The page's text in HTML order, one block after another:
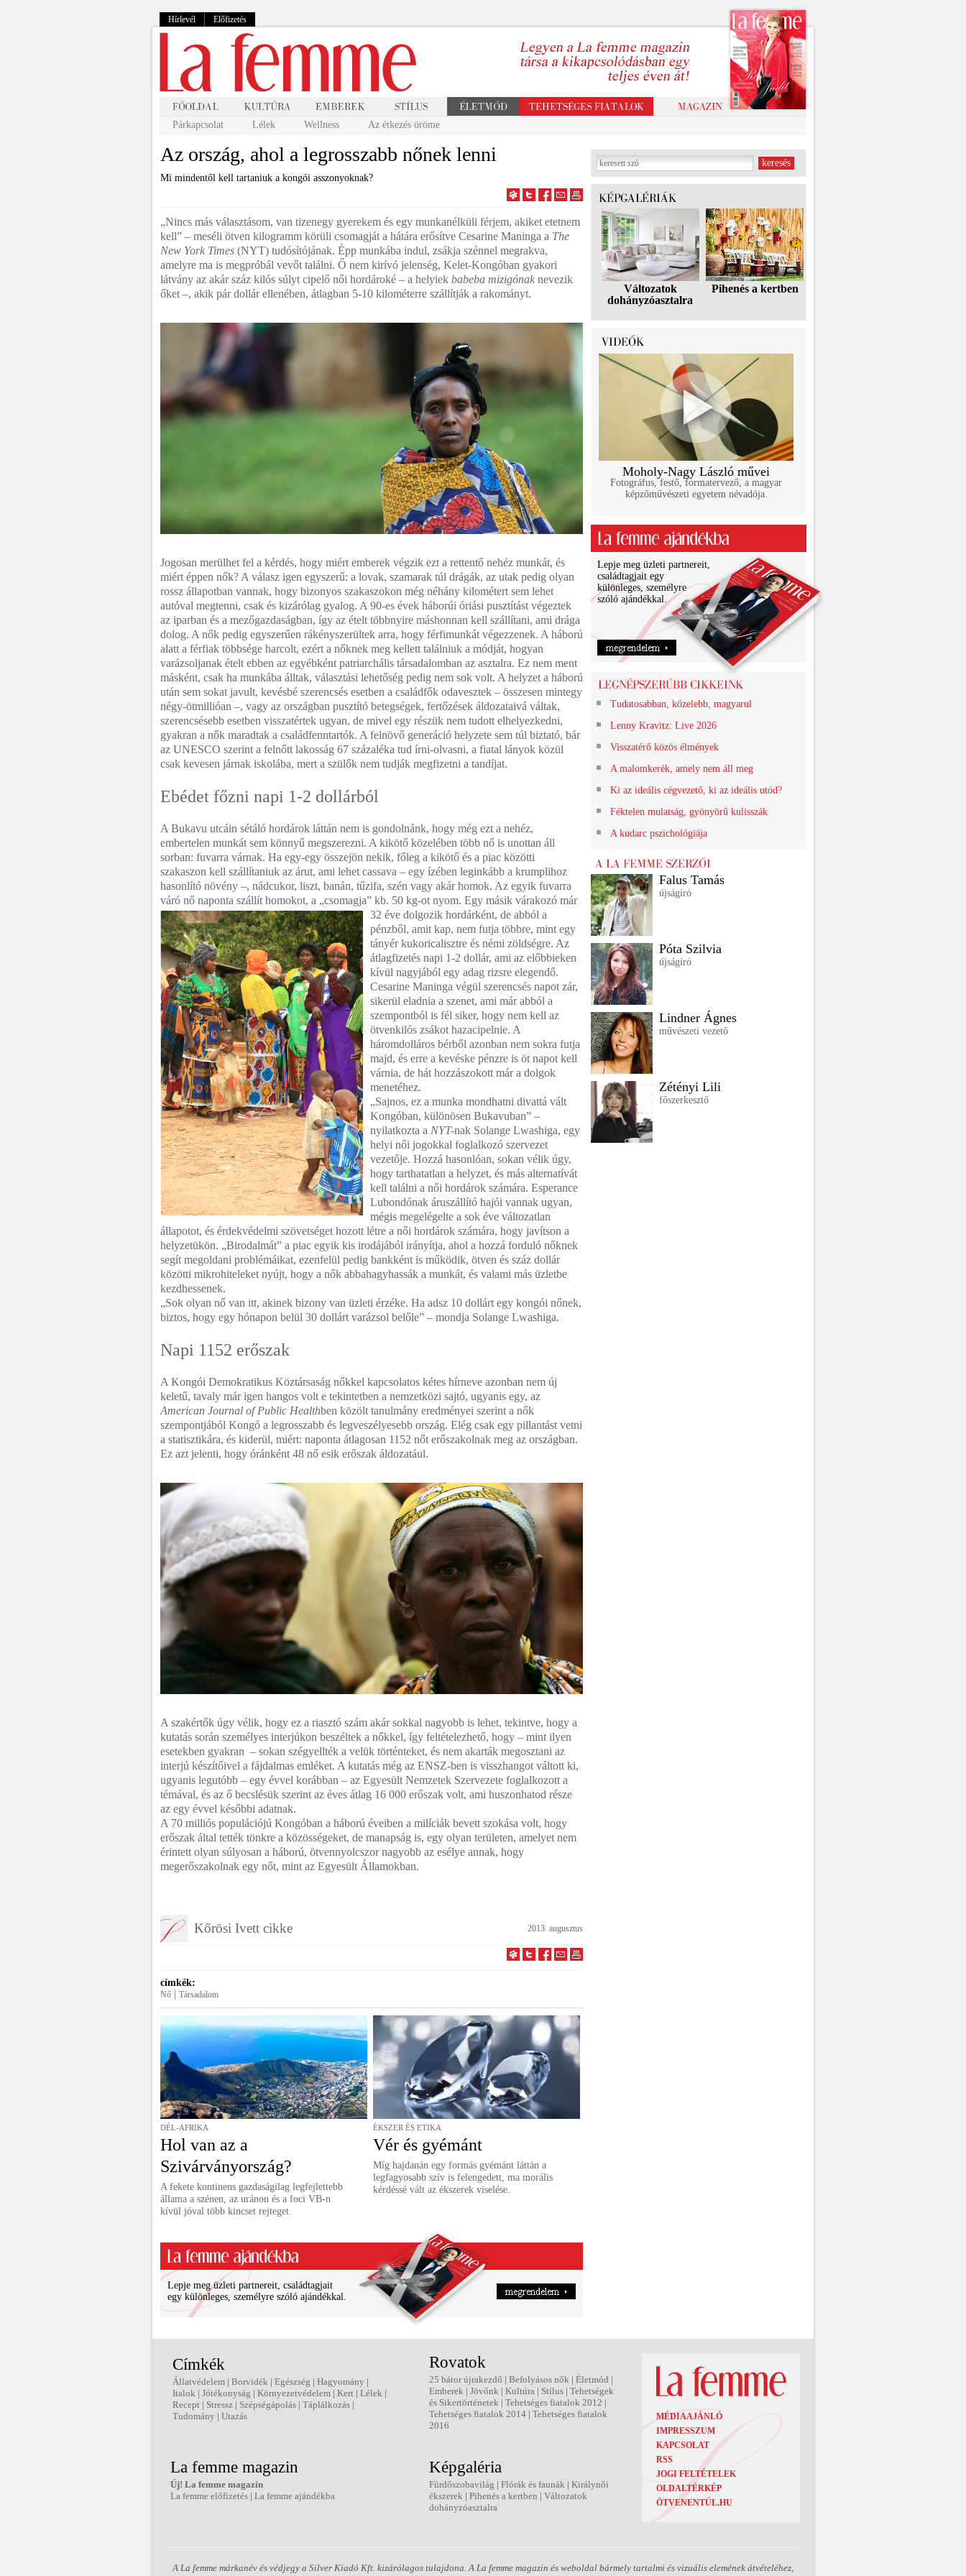
Hírlevél Előfizetés
Párkapcsolat Lélek Wellness Az étkezés öröme
Az ország, ahol a legrosszabb nőnek lenni
Mi mindentől kell tartaniuk a kongói asszonyoknak?
„Nincs más választásom, van tizenegy gyerekem és egy munkanélküli férjem, akiket etetnem
kell” – meséli ötven kilogramm körüli csomagját a hátára erősítve Cesarine Maninga a The
New York Times (NYT) tudósítójának. Épp munkába indul, zsákja szénnel megrakva,
amelyre ma is megpróbál vevőt találni. Ő nem kirívó jelenség, Kelet-Kongóban gyakori
látvány az akár száz kilós súlyt cipelő női hordároké – a helyiek babeba mizigónak nevezik
őket –, akik pár dollár ellenében, átlagban 5-10 kilométerre szállítják a rakományt.
Jogosan merülhet fel a kérdés, hogy miért emberek végzik ezt a rettentő nehéz munkát, és
miért éppen nők? A válasz igen egyszerű: a lovak, szamarak túl drágák, az utak pedig olyan
rossz állapotban vannak, hogy bizonyos szakaszokon még néhány kilométert sem lehet
autóval megtenni, csak és kizárólag gyalog. A 90-es évek háborúi óriási pusztítást végeztek
az iparban és a mezőgazdaságban, így az ételt többnyire máshonnan kell szállítani, ami drága
dolog. A nők pedig egyszerűen rákényszerültek arra, hogy férfimunkát végezzenek. A háború
alatt a férfiak többsége harcolt, ezért a nőknek meg kellett találniuk a módját, hogyan
varázsoljanak ételt ebben az egyébként patriarchális társadalomban az asztalra. Ez nem ment
másként, csak ha munkába álltak, választási lehetőség pedig nem sok volt. A helyzet a háború
után sem sokat javult, kevésbé szerencsés esetben a családfők odavesztek – összesen mintegy
négy-ötmillióan –, vagy az országban pusztító betegségek, fertőzések áldozataivá váltak,
szerencsésebb esetben visszatértek ugyan, de mivel egy részük nem tudott elhelyezkedni,
gyakran a nők maradtak a családfenntartók. A felnövő generáció helyzete sem túl biztató, bár
az UNESCO szerint a felnőtt lakosság 67 százaléka tud írni-olvasni, a fiatal lányok közül
csak kevesen járnak iskolába, mert a szülők nem tudják megfizetni a tandíjat.
Ebédet főzni napi 1-2 dollárból
A Bukavu utcáin sétáló hordárok láttán nem is gondolnánk, hogy még ezt a nehéz,
embertelen munkát sem könnyű megszerezni. A kikötő közelében több nő is unottan áll
sorban: fuvarra várnak. Ha egy-egy összejön nekik, főleg a kikötő és a piac közötti
szakaszon kell szállítaniuk az árut, ami lehet cassava – egy ízében leginkább a krumplihoz
hasonlító növény –, nádcukor, liszt, banán, tűzifa, szén vagy akár homok. Az egyik fuvarra
váró nő naponta szállít homokot, a „csomagja” kb. 50 kg-ot nyom. Egy másik várakozó már
32 éve dolgozik hordárként, de abból a
pénzből, amit kap, nem futja többre, mint egy
tányér kukoricalisztre és némi zöldségre. Az
átlagfizetés napi 1-2 dollár, ami az előbbieken
kívül nagyjából egy adag rizsre elegendő.
Cesarine Maninga végül szerencsés napot zár,
sikerül eladnia a szenet, ami már abból a
szempontból is fél siker, hogy nem kell az
ötvenkilós zsákot hazacipelnie. A
háromdolláros bérből azonban nem sokra futja
majd, és erre a kevéske pénzre is öt napot kell
várnia, de hát hozzászokott már a dolgok
menetéhez.
„Sajnos, ez a munka mondhatni divattá vált
Kongóban, különösen Bukavuban” –
nyilatkozta a NYT-nak Solange Lwashiga, egy
helyi női jogokkal foglalkozó szervezet
vezetője. Hozzá hasonlóan, sokan vélik úgy,
hogy tarthatatlan a helyzet, és más alternatívát
kell találni a női hordárok számára. Esperance
Lubondónak áruszállító hajói vannak ugyan,
mégis megelégelte a sok éve változatlan
állapotot, és érdekvédelmi szövetséget hozott létre a női hordárok számára, hogy javítson a
helyzetükön. „Birodalmát” a piac egyik kis irodájából irányítja, ahol a hozzá forduló nőknek
segít megoldani problémáikat, ezenfelül pedig bankként is működik, ötven és száz dollár
közötti mikrohiteleket nyújt, hogy a nők abbahagyhassák a munkát, és valami más üzletbe
kezdhessenek.
„Sok olyan nő van itt, akinek bizony van üzleti érzéke. Ha adsz 10 dollárt egy kongói nőnek,
biztos, hogy egy hónapon belül 30 dollárt varázsol belőle” – mondja Solange Lwashiga.
Napi 1152 erőszak
A Kongói Demokratikus Köztársaság nőkkel kapcsolatos kétes hírneve azonban nem új
keletű, tavaly már igen hangos volt e tekintetben a nemzetközi sajtó, ugyanis egy, az
American Journal of Public Healthben közölt tanulmány eredményei szerint a nők
szempontjából Kongó a legrosszabb és legveszélyesebb ország. Elég csak egy pillantást vetni
a statisztikára, és kiderül, miért: naponta átlagosan 1152 nőt erőszakolnak meg az országban.
Ez azt jelenti, hogy óránként 48 nő esik erőszak áldozatául.
A szakértők úgy vélik, hogy ez a riasztó szám akár sokkal nagyobb is lehet, tekintve, hogy a
kutatás során személyes interjúkon beszéltek a nőkkel, így feltételezhető, hogy – mint ilyen
esetekben gyakran – sokan szégyellték a velük történteket, és nem akarták megosztani az
interjú készítőivel a fájdalmas emléket. A kutatás még az ENSZ-ben is visszhangot váltott ki,
ugyanis legutóbb – egy évvel korábban – az Egyesült Nemzetek Szervezete foglalkozott a
témával, és az ő becslésük szerint az éves átlag 16 000 erőszak volt, ami huszonhatod része
az egy évvel későbbi adatnak.
A 70 milliós populációjú Kongóban a háború éveiben a milíciák bevett szokása volt, hogy
erőszak által tették tönkre a közösségeket, de manapság is, egy olyan területen, amelyet nem
érintett olyan súlyosan a háború, ötvennyolcszor nagyobb az esélye annak, hogy
megerőszakolnak egy nőt, mint az Egyesült Államokban.
Kőrösi Ivett cikke 2013. augusztus
címkék:
Nő Társadalom
DÉL-AFRIKA
Hol van az a
Szivárványország?
A fekete kontinens gazdaságilag legfejlettebb
állama a szénen, az uránon és a foci VB-n
kívül jóval több kincset rejteget.
ÉKSZER ÉS ETIKA
Vér és gyémánt
Míg hajdanán egy formás gyémánt láttán a
legfagyosabb szív is felengedett, ma morális
kérdéssé vált az ékszerek viselése.
Lepje meg üzleti partnereit, családtagjait
egy különleges, személyre szóló ajándékkal.
Változatok
dohányzóasztalra
Pihenés a kertben
Moholy-Nagy László művei
Fotográfus, festő, formatervező, a magyar
képzőművészeti egyetem névadója.
Lepje meg üzleti partnereit,
családtagjait egy
különleges, személyre
szóló ajándékkal.
Tudatosabban, közelebb, magyarul
Lenny Kravitz: Live 2026
Visszatérő közös élmények
A malomkerék, amely nem áll meg
Ki az ideális cégvezető, ki az ideális utód?
Féktelen mulatság, gyönyörű kulisszák
A kudarc pszichológiája
Falus Tamás
újságíró
Póta Szilvia
újságíró
Lindner Ágnes
művészeti vezető
Zétényi Lili
főszerkesztő
Címkék
Állatvédelem | Borvidék | Egészség | Hagyomány |
Italok | Jótékonyság | Környezetvédelem | Kert | Lélek |
Recept | Stressz | Szépségápolás | Táplálkozás |
Tudomány | Utazás
Rovatok
25 bátor újrakezdő | Befolyásos nők | Életmód |
Emberek | Jövőnk | Kultúra | Stílus | Tehetségek
és Sikertörténetek | Tehetséges fiatalok 2012 |
Tehetséges fiatalok 2014 | Tehetséges fiatalok
2016
MÉDIAAJÁNLÓ
IMPRESSZUM
KAPCSOLAT
RSS
JOGI FELTÉTELEK
OLDALTÉRKÉP
ÖTVENENTÚL.HU
La femme magazin
Új! La femme magazin
La femme előfizetés | La femme ajándékba
Képgaléria
Fürdőszobavilág | Flórák és faunák | Királynői
ékszerek | Pihenés a kertben | Változatok
dohányzóasztalra
A La femme márkanév és védjegy a Silver Kiadó Kft. kizárólagos tulajdona. A La femme magazin és weboldal bármely tartalmi és vizuális elemének átvételéhez,